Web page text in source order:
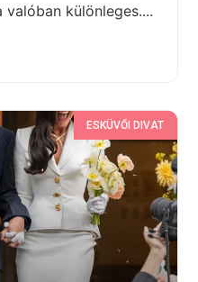
valóban különleges....
ESKÜVŐI DIVAT